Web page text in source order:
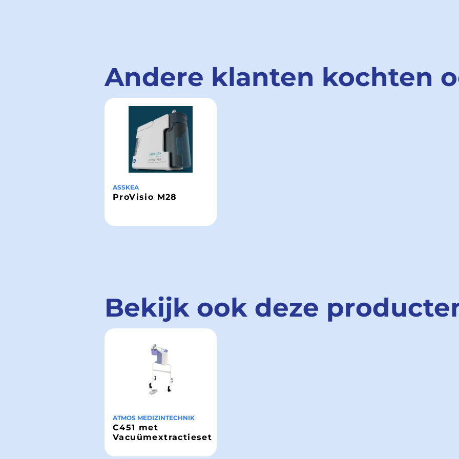
Andere klanten kochten
ASSKEA
ProVisio M28
Bekijk ook deze
ATMOS MEDIZINTECHNIK
C451 met
Vacuümextractieset